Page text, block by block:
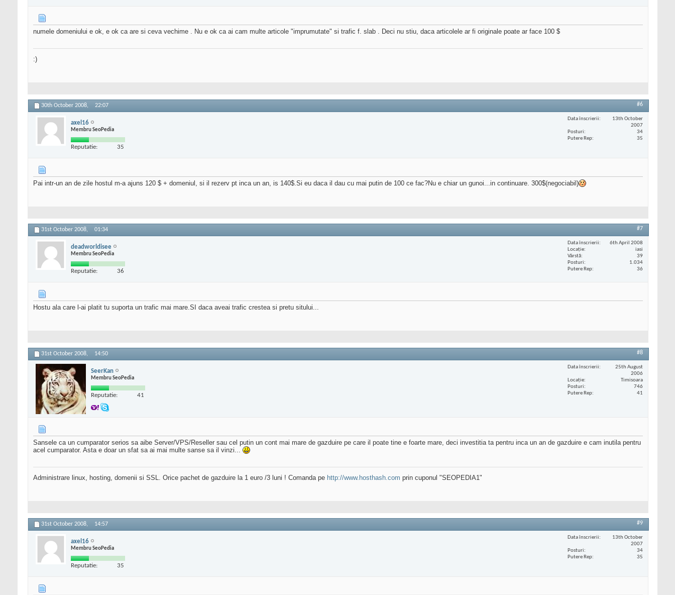
numele domeniului e ok, e ok ca are si ceva vechime . Nu e ok ca ai cam multe articole "imprumutate" si trafic f. slab . Deci nu stiu, daca articolele ar fi originale poate ar face 100 $
:)
30th October 2008, 22:07 #6
axel16
Membru SeoPedia
Reputatie: 35
Data înscrierii
13th October
2007
Posturi
34
Putere Rep
35
Pai intr-un an de zile hostul m-a ajuns 120 $ + domeniul, si il rezerv pt inca un an, is 140$.Si eu daca il dau cu mai putin de 100 ce fac?Nu e chiar un gunoi...in continuare. 300$(negociabil)
31st October 2008, 01:34 #7
deadworldisee
Membru SeoPedia
Reputatie: 36
Data înscrierii
6th April 2008
Locaţie
iasi
Vârstă
39
Posturi
1.034
Putere Rep
36
Hostu ala care l-ai platit tu suporta un trafic mai mare.SI daca aveai trafic crestea si pretu sitului...
31st October 2008, 14:50 #8
SeerKan
Membru SeoPedia
Reputatie: 41
Data înscrierii
25th August
2006
Locaţie
Timisoara
Posturi
746
Putere Rep
41
Sansele ca un cumparator serios sa aibe Server/VPS/Reseller sau cel putin un cont mai mare de gazduire pe care il poate tine e foarte mare, deci investitia ta pentru inca un an de gazduire e cam inutila pentru
acel cumparator. Asta e doar un sfat sa ai mai multe sanse sa il vinzi...
Administrare linux, hosting, domenii si SSL. Orice pachet de gazduire la 1 euro /3 luni ! Comanda pe http://www.hosthash.com prin cuponul "SEOPEDIA1"
31st October 2008, 14:57 #9
axel16
Membru SeoPedia
Reputatie: 35
Data înscrierii
13th October
2007
Posturi
34
Putere Rep
35